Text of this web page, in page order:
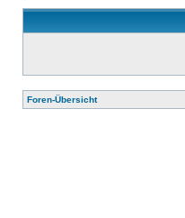
Foren-Übersicht